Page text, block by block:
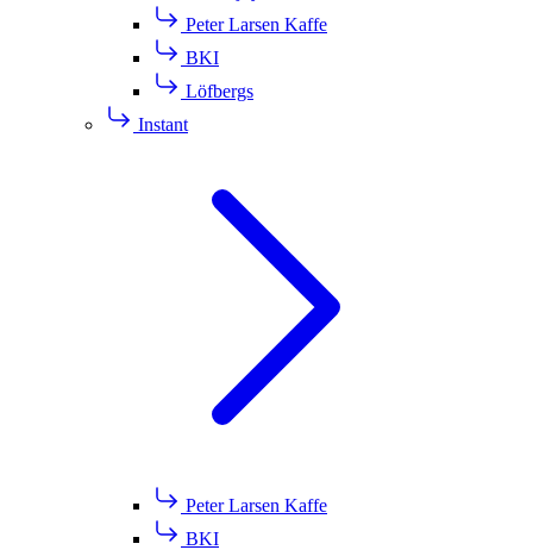
Peter Larsen Kaffe
BKI
Löfbergs
Instant
Peter Larsen Kaffe
BKI